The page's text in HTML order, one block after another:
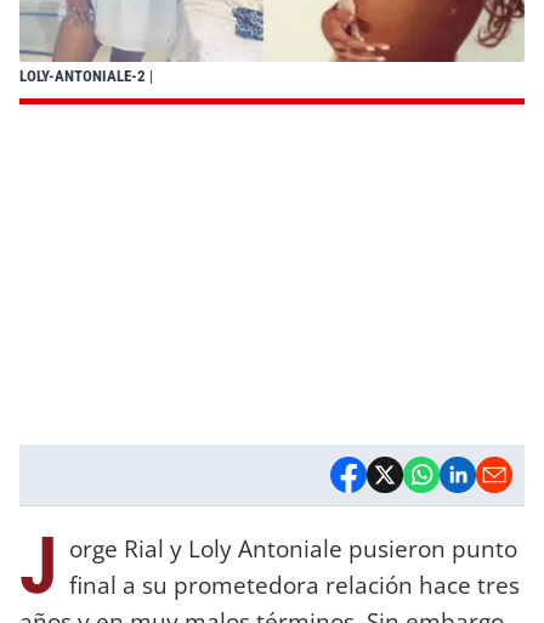
LOLY-ANTONIALE-2 |
J orge Rial y Loly Antoniale pusieron punto
final a su prometedora relación hace tres